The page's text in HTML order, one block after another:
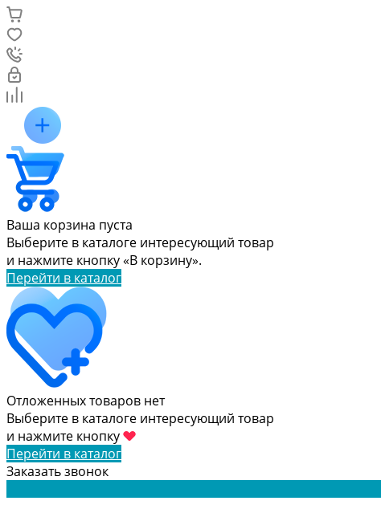
Ваша корзина пуста
Выберите в каталоге интересующий товар
и нажмите кнопку «В корзину».
Перейти в каталог
Отложенных товаров нет
Выберите в каталоге интересующий товар
и нажмите кнопку
Перейти в каталог
Заказать звонок